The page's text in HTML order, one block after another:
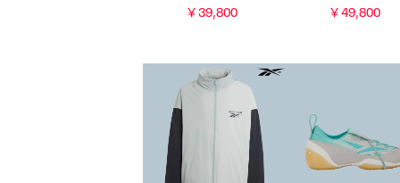
￥39,800 ￥49,800